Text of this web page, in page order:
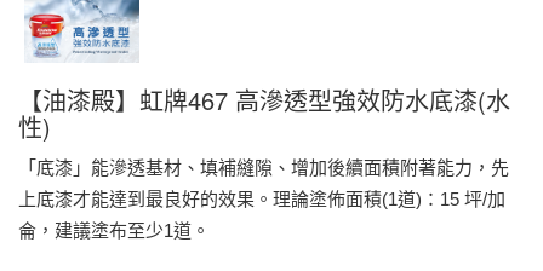
【油漆殿】虹牌467 高滲透型強效防水底漆(水
性)
「底漆」能滲透基材、填補縫隙、增加後續面積附著能力，先
上底漆才能達到最良好的效果。理論塗佈面積(1道)：15 坪/加
侖，建議塗布至少1道。